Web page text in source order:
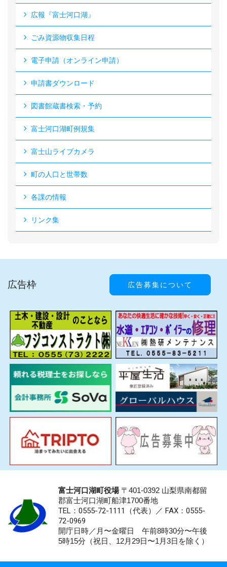
広報『富士河口湖』
ごみ資源物収集日程
電子申請（オンライン申請）
申請書ダウンロード
図書館蔵書検索・予約
富士河口湖町例規集
富士山ライブカメラ
町の人口と世帯数
各課の情報
リンク集
広告枠 広告募集について
富士河口湖町役場〒401-0392 山梨県南都留
郡富士河口湖町船津1700番地
TEL：0555-72-1111 （代表）／ FAX：0555-
72-0969
開庁日時／月〜金曜日 午前8時30分〜午後
5時15分（祝日、12月29日〜1月3日を除く）